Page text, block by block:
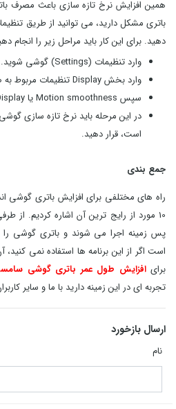
همین افزایش نرخ تازه سازی باعث مصرف
باتری مشکل دارید، می توانید از طریق
دهید. برای این کار باید مراحل زیر را انجام
وارد تنظیمات (Settings) گوشی شوید.
وارد بخش Display تنظیمات مربوط به صفحه نمایش شوید.
سپس Motion smoothness یا Smooth Display را انتخاب کنید.
است، قرار دهید.
جمع بندی
راه های مختلفی برای افزایش باتری گوشی
10 مورد از رایج ترین آن اشاره کردیم. از
پس زمینه اجرا می شوند و باتری گوشی
است اگر از این برنامه ها استفاده نمی
برایافزایش طول عمر باتری گوشی
تجربه ای در این زمینه دارید با ما و سایر
ارسال بازخورد
نام